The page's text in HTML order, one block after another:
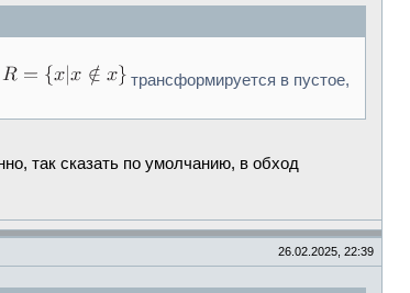
трансформируется в пустое,
так сказать по умолчанию, в обход
26.02.2025, 22:39